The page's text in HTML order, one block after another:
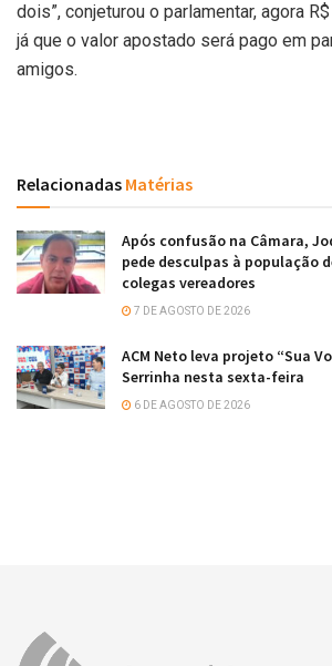
dois”, conjeturou o parlamentar, agora
já que o valor apostado será pago em
amigos.
Relacionadas Matérias
Após confusão na Câmara,
pede desculpas à população
colegas vereadores
7 DE AGOSTO DE 2026
ACM Neto leva projeto “Sua
Serrinha nesta sexta-feira
6 DE AGOSTO DE 2026